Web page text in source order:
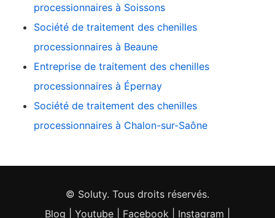
processionnaires à Soissons
Société de traitement des chenilles
processionnaires à Beaune
Entreprise de traitement des chenilles
processionnaires à Épernay
Société de traitement des chenilles
processionnaires à Chalon-sur-Saône
© Soluty. Tous droits réservés.
Blog
Youtube Facebook Instagram